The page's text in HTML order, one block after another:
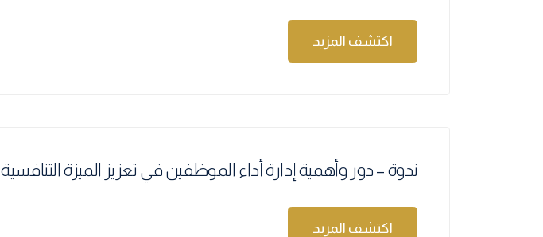
اكتشف المزيد
ندوة – دور وأهمية إدارة أداء الموظفين في تعزيز الميزة التنافسية
اكتشف المزيد